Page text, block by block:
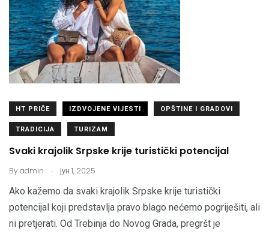
HT PRIČE IZDVOJENE VIJESTI OPŠTINE I GRADOVI
TRADICIJA TURIZAM
Svaki krajolik Srpske krije turistički potencijal
Byadmin . јун 1, 2025
Ako kažemo da svaki krajolik Srpske krije turistički
potencijal koji predstavlja pravo blago nećemo pogriješiti, ali
ni pretjerati. Od Trebinja do Novog Grada, pregršt je